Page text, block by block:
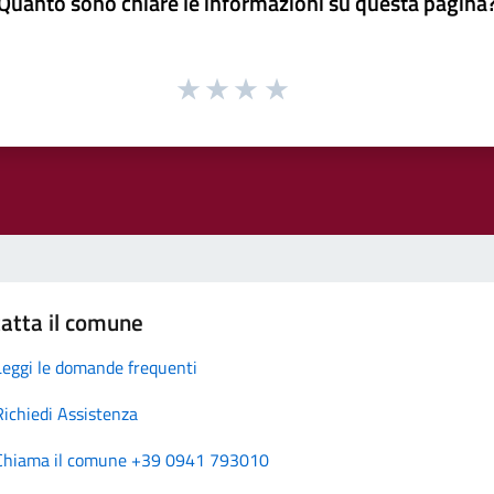
il comune
le domande frequenti
Assistenza
il comune +39 0941 793010